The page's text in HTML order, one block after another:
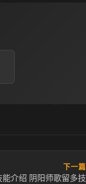
下一篇
介绍 阴阳师歌留多技